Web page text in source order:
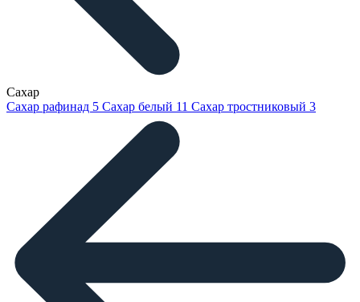
Сахар
Сахар рафинад 5 Сахар белый 11 Сахар тростниковый 3